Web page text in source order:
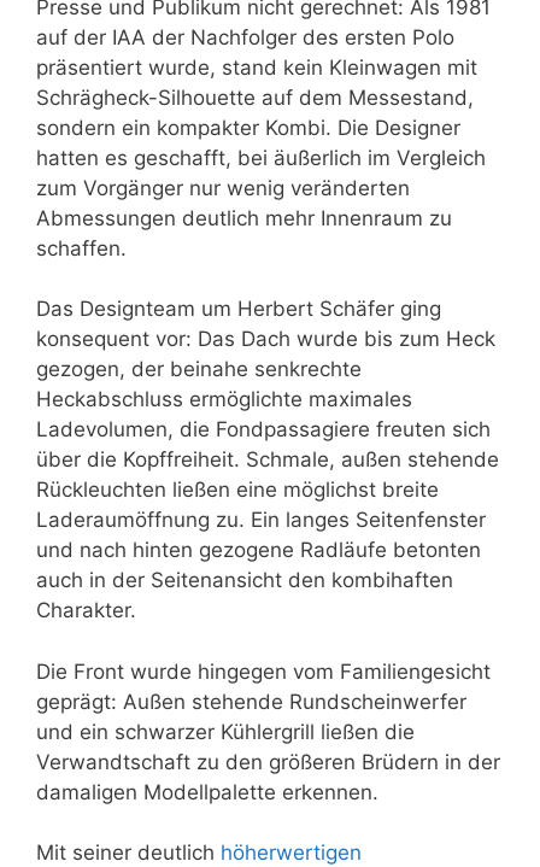
Presse und Publikum nicht gerechnet: Als 1981
auf der IAA der Nachfolger des ersten Polo
präsentiert wurde, stand kein Kleinwagen mit
Schrägheck-Silhouette auf dem Messestand,
sondern ein kompakter Kombi. Die Designer
hatten es geschafft, bei äußerlich im Vergleich
zum Vorgänger nur wenig veränderten
Abmessungen deutlich mehr Innenraum zu
schaffen.
Das Designteam um Herbert Schäfer ging
konsequent vor: Das Dach wurde bis zum Heck
gezogen, der beinahe senkrechte
Heckabschluss ermöglichte maximales
Ladevolumen, die Fondpassagiere freuten sich
über die Kopffreiheit. Schmale, außen stehende
Rückleuchten ließen eine möglichst breite
Laderaumöffnung zu. Ein langes Seitenfenster
und nach hinten gezogene Radläufe betonten
auch in der Seitenansicht den kombihaften
Charakter.
Die Front wurde hingegen vom Familiengesicht
geprägt: Außen stehende Rundscheinwerfer
und ein schwarzer Kühlergrill ließen die
Verwandtschaft zu den größeren Brüdern in der
damaligen Modellpalette erkennen.
Mit seiner deutlich höherwertigen